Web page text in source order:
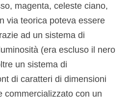
magenta, celeste ciano,
via teorica poteva essere
ad un sistema di
(era escluso il nero
un sistema di
di caratteri di dimensioni
commercializzato con un